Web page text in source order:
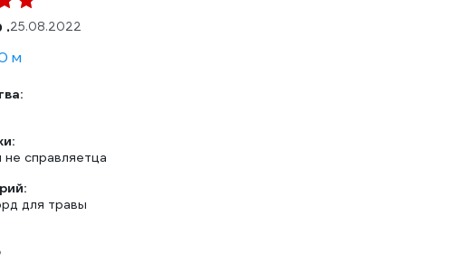
.25.08.2022
м
справляетца
для травы